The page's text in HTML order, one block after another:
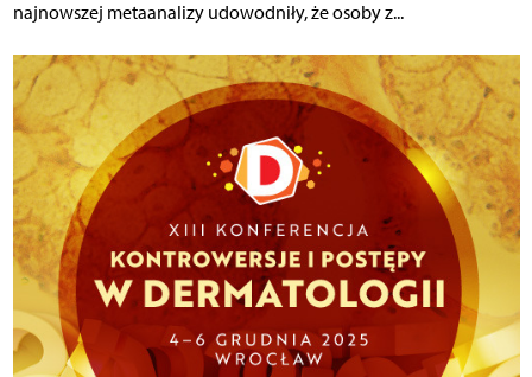
najnowszej metaanalizy udowodniły, że osoby z...